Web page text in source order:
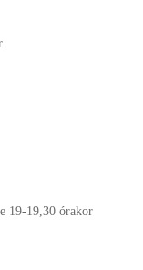
19-19,30 órakor